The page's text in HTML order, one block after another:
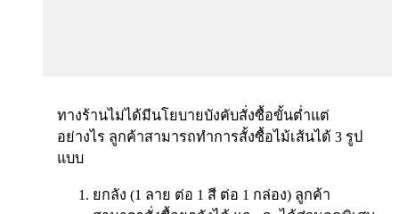
ทางร้านไม่ได้มีนโยบายบังคับสั่งซื้อขั้นต่ำแต่
อย่างไร ลูกค้าสามารถทำการสั้งซื้อไม้เส้นได้ 3 รูป
แบบ
ยกลัง (1 ลาย ต่อ 1 สี ต่อ 1 กล่อง) ลูกค้า